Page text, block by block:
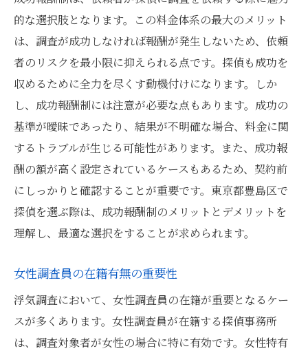
的な選択肢となります。この料金体系の最大のメリット
は、調査が成功しなければ報酬が発生しないため、依頼
者のリスクを最小限に抑えられる点です。探偵も成功を
収めるために全力を尽くす動機付けになります。しか
し、成功報酬制には注意が必要な点もあります。成功の
基準が曖昧であったり、結果が不明確な場合、料金に関
するトラブルが生じる可能性があります。また、成功報
酬の額が高く設定されているケースもあるため、契約前
にしっかりと確認することが重要です。東京都豊島区で
探偵を選ぶ際は、成功報酬制のメリットとデメリットを
理解し、最適な選択をすることが求められます。
女性調査員の在籍有無の重要性
浮気調査において、女性調査員の在籍が重要となるケー
スが多くあります。女性調査員が在籍する探偵事務所
は、調査対象者が女性の場合に特に有効です。女性特有